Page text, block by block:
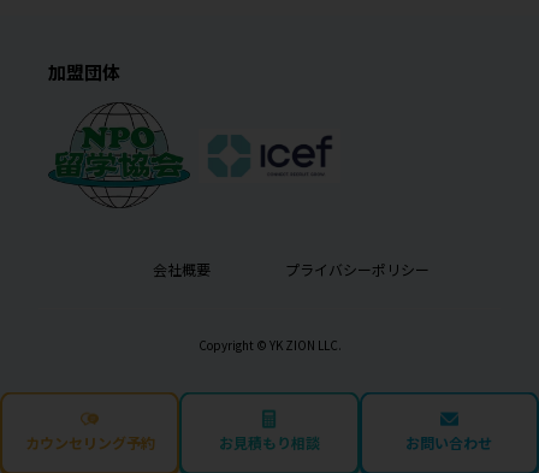
カウンセリング予約 お見積もり相談 お問い合わせ
加盟団体
会社概要 プライバシーポリシー
Copyright © YK ZION LLC.